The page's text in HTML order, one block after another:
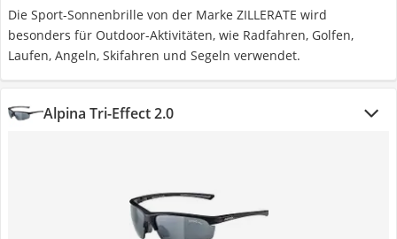
Die Sport-Sonnenbrille von der Marke ZILLERATE wird
besonders für Outdoor-Aktivitäten, wie Radfahren, Golfen,
Laufen, Angeln, Skifahren und Segeln verwendet.
Alpina Tri-Effect 2.0